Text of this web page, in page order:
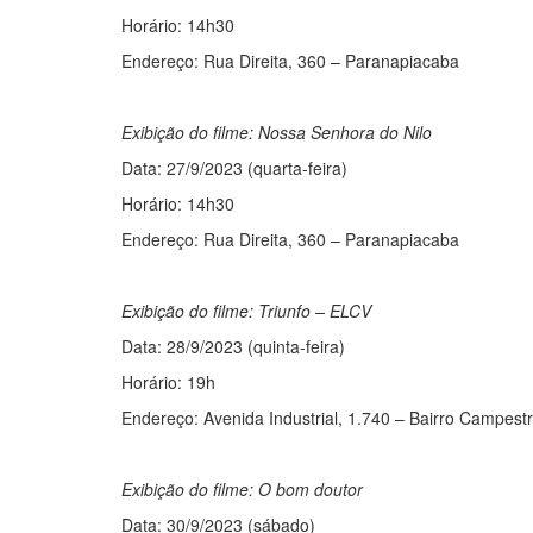
Horário: 14h30
Endereço: Rua Direita, 360 – Paranapiacaba
Exibição do filme: Nossa Senhora do Nilo
Data: 27/9/2023 (quarta-feira)
Horário: 14h30
Endereço: Rua Direita, 360 – Paranapiacaba
Exibição do filme: Triunfo – ELCV
Data: 28/9/2023 (quinta-feira)
Horário: 19h
Endereço: Avenida Industrial, 1.740 – Bairro
Exibição do filme: O bom doutor
Data: 30/9/2023 (sábado)